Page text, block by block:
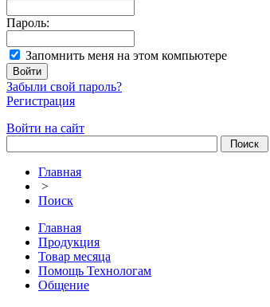
Пароль:
Запомнить меня на этом компьютере
Забыли свой пароль?
Регистрация
Войти на сайт
Главная
>
Поиск
Главная
Продукция
Товар месяца
Помощь Технологам
Общение